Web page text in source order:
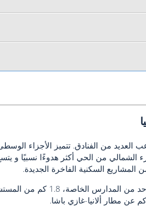
العديد من الفنادق. تتميز الأجزاء
الشمالي من الحي أكثر هدوءًا نسبيًا و
السكنية الفاخرة الجديدة.